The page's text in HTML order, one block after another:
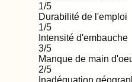
1/5
Durabilité de l'emploi
1/5
Intensité d'embauche
3/5
Manque de main
2/5
Inadéquation